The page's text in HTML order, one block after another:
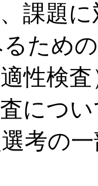
課題
ため
性検査
いて
考の